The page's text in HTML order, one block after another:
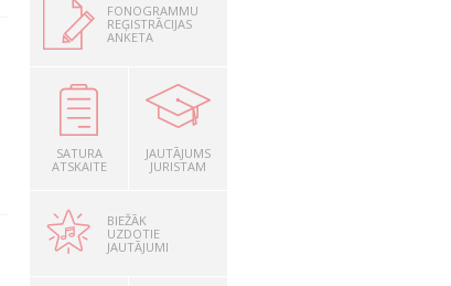
FONOGRAMMU
REĢISTRĀCIJAS
ANKETA
SATURA
ATSKAITE
JAUTĀJUMS
JURISTAM
BIEŽĀK
UZDOTIE
JAUTĀJUMI